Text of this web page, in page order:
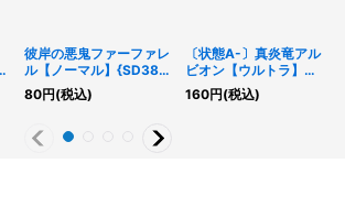
彼岸の悪鬼ファーファレ
ル【ノーマル】{SD38-
JP017}《モンスター》
80円(税込)
〔状態A-〕真炎竜アル
ビオン【ウルトラ】
{CYAC-JP035}《融
合》
160円(税込)